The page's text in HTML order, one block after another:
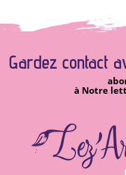
Gardez contact
à Notre